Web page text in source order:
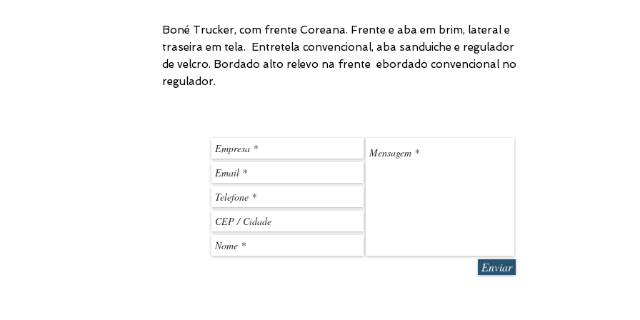
Boné Trucker, com frente Coreana. Frente e aba em brim, lateral e
traseira em tela. Entretela convencional, aba sanduiche e regulador
de velcro. Bordado alto relevo na frente ebordado convencional no
regulador.
Enviar